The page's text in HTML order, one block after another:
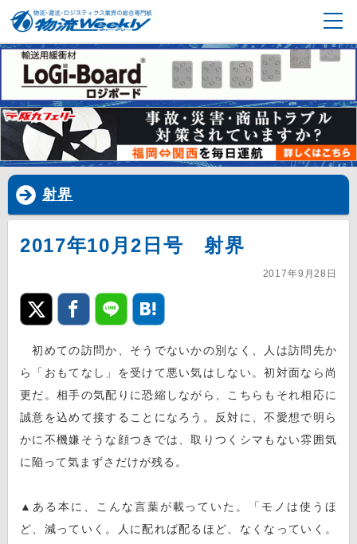
射界
2017年10月2日号 射界
2017年9月28日
初めての訪問か、そうでないかの別なく、人は訪問先か
ら「おもてなし」を受けて悪い気はしない。初対面なら尚
更だ。相手の気配りに恐縮しながら、こちらもそれ相応に
誠意を込めて接することになろう。反対に、不愛想で明ら
かに不機嫌そうな顔つきでは、取りつくシマもない雰囲気
に陥って気まずさだけが残る。
▲ある本に、こんな言葉が載っていた。「モノは使うほ
ど、減っていく。人に配れば配るほど、なくなっていく。